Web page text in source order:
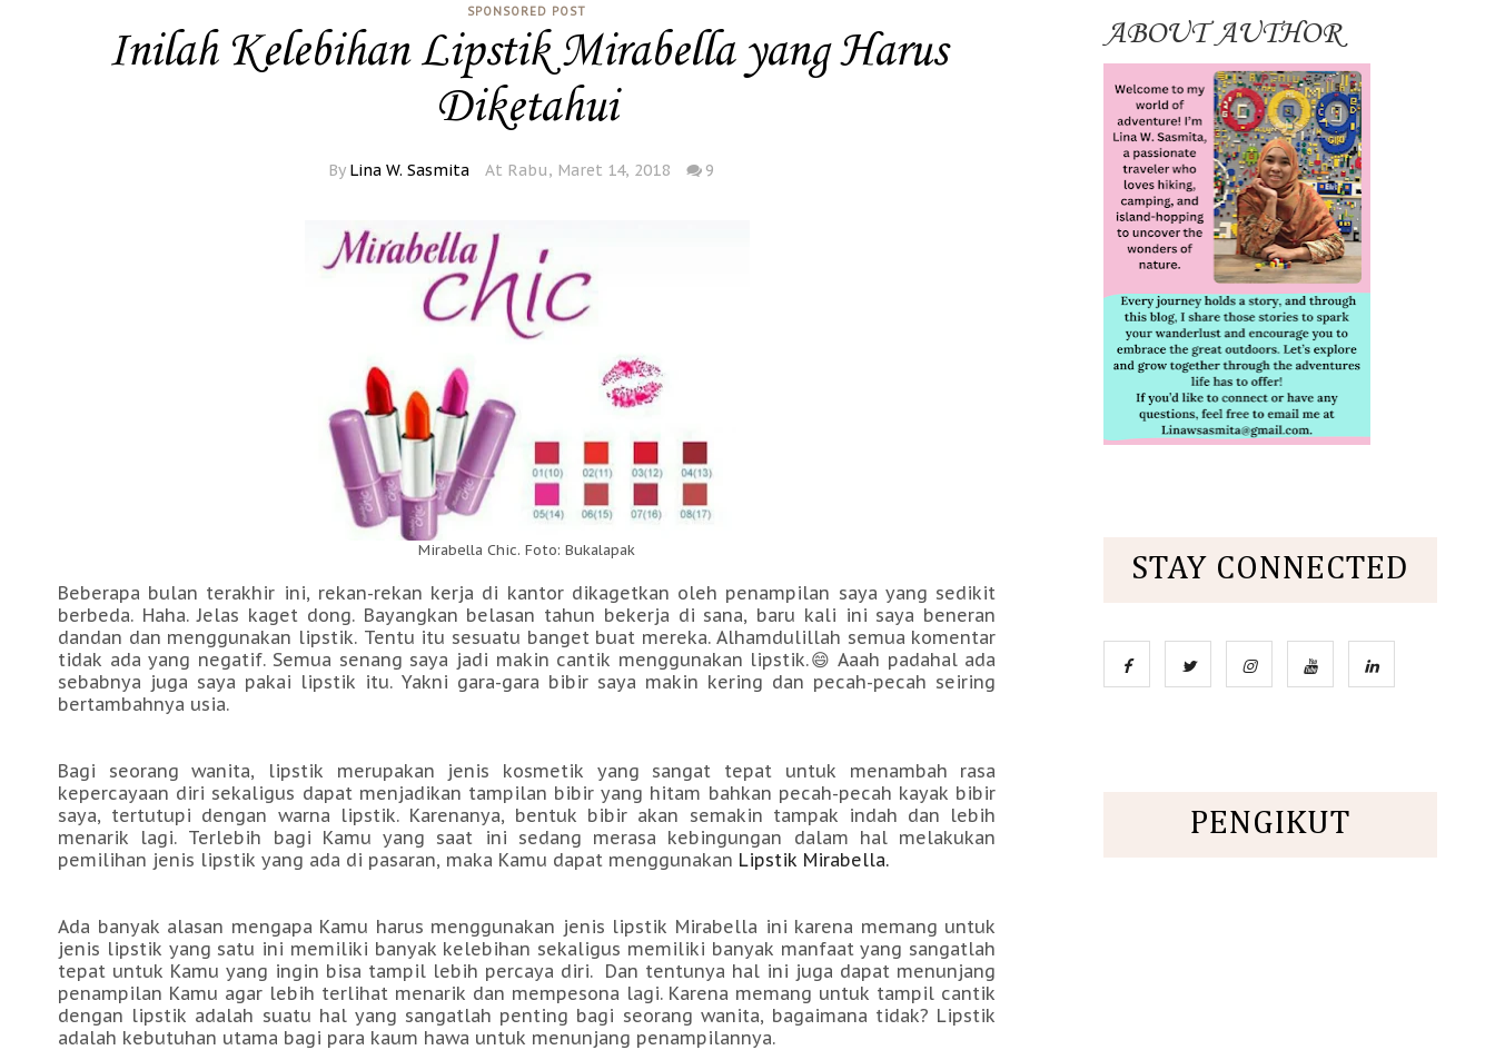
SPONSORED POST
Inilah Kelebihan Lipstik Mirabella yang Harus
Diketahui
By Lina W. Sasmita At Rabu, Maret 14, 2018 9
Mirabella Chic. Foto: Bukalapak
Beberapa bulan terakhir ini, rekan-rekan kerja di kantor dikagetkan oleh penampilan saya yang sedikit
berbeda. Haha. Jelas kaget dong. Bayangkan belasan tahun bekerja di sana, baru kali ini saya beneran
dandan dan menggunakan lipstik. Tentu itu sesuatu banget buat mereka. Alhamdulillah semua komentar
tidak ada yang negatif. Semua senang saya jadi makin cantik menggunakan lipstik.😄 Aaah padahal ada
sebabnya juga saya pakai lipstik itu. Yakni gara-gara bibir saya makin kering dan pecah-pecah seiring
bertambahnya usia.
Bagi seorang wanita, lipstik merupakan jenis kosmetik yang sangat tepat untuk menambah rasa
kepercayaan diri sekaligus dapat menjadikan tampilan bibir yang hitam bahkan pecah-pecah kayak bibir
saya, tertutupi dengan warna lipstik. Karenanya, bentuk bibir akan semakin tampak indah dan lebih
menarik lagi. Terlebih bagi Kamu yang saat ini sedang merasa kebingungan dalam hal melakukan
pemilihan jenis lipstik yang ada di pasaran, maka Kamu dapat menggunakan Lipstik Mirabella.
Ada banyak alasan mengapa Kamu harus menggunakan jenis lipstik Mirabella ini karena memang untuk
jenis lipstik yang satu ini memiliki banyak kelebihan sekaligus memiliki banyak manfaat yang sangatlah
tepat untuk Kamu yang ingin bisa tampil lebih percaya diri. Dan tentunya hal ini juga dapat menunjang
penampilan Kamu agar lebih terlihat menarik dan mempesona lagi. Karena memang untuk tampil cantik
dengan lipstik adalah suatu hal yang sangatlah penting bagi seorang wanita, bagaimana tidak? Lipstik
adalah kebutuhan utama bagi para kaum hawa untuk menunjang penampilannya.
ABOUT AUTHOR
STAY CONNECTED
PENGIKUT